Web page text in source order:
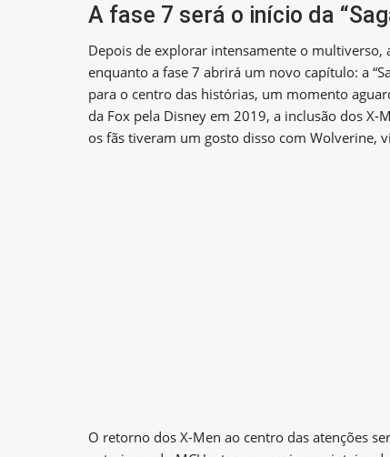
A fase 7 será o início da
Depois de explorar intensamente o multiverso,
enquanto a fase 7 abrirá um novo capítulo: a
para o centro das histórias, um momento
da Fox pela Disney em 2019, a inclusão dos
os fãs tiveram um gosto disso com Wolverine,
O retorno dos X-Men ao centro das atenções